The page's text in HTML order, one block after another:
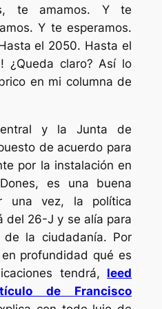
te amamos. Y te
Y te esperamos.
el 2050. Hasta el
¿Queda claro? Así lo
en mi columna de
y la Junta de
de acuerdo para
por la instalación en
es una buena
una vez, la política
del 26-J y se alía para
la ciudadanía. Por
profundidad qué es
tendrá, leed
de Francisco